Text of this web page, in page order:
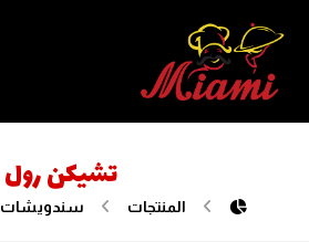
تشيكن رول
المنتجات سندويشات